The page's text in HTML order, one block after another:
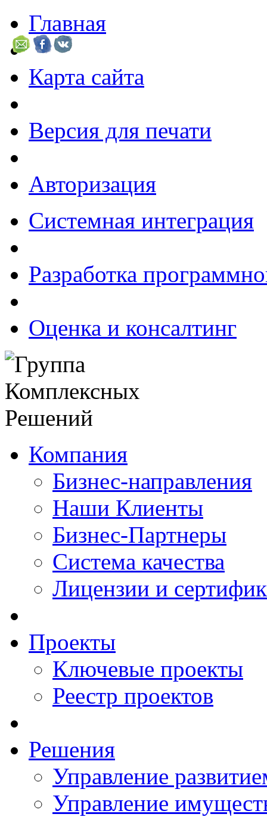
Главная
Карта сайта
Версия для печати
Авторизация
Системная интеграция
Разработка
Оценка и консалтинг
Компания
Бизнес-направления
Наши Клиенты
Бизнес-Партнеры
Система качества
Лицензии и
Проекты
Ключевые проекты
Реестр проектов
Решения
Управление
Управление